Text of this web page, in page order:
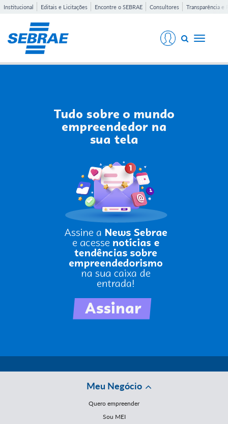
Institucional Editais e Licitações Encontre o SEBRAE Consultores Transparência e
Toggle
Meu Negócio
Quero empreender
Sou MEI